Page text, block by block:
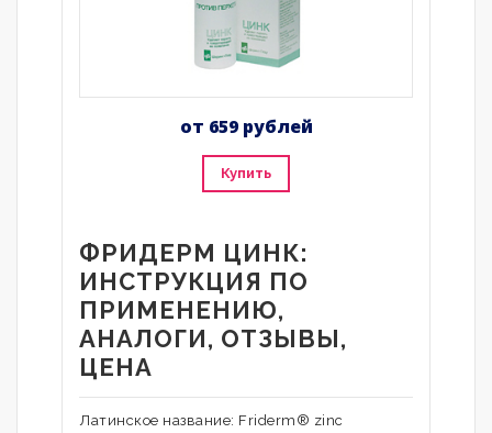
от 659 рублей
Купить
ФРИДЕРМ ЦИНК:
ИНСТРУКЦИЯ ПО
ПРИМЕНЕНИЮ,
АНАЛОГИ, ОТЗЫВЫ,
ЦЕНА
Латинское название: Friderm® zinc